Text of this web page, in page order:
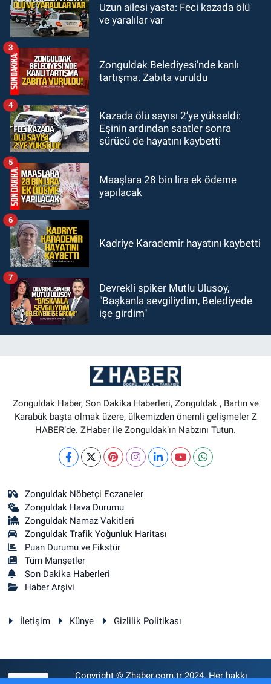
18:44Zonguldak'ta araç yayaya
18:32İşçi lideri Şemsi Denizer
Uzun ailesi yasta: Feci kazada ölü
ve yaralılar var
Zonguldak Belediyesi’nde kanlı
tartışma. Zabıta vuruldu
3
Kazada ölü sayısı 2’ye yükseldi:
Eşinin ardından saatler sonra
sürücü de hayatını kaybetti
4
Maaşlara 28 bin lira ek ödeme
yapılacak
5
Kadriye Karademir hayatını kaybetti
6
Devrekli spiker Mutlu Ulusoy,
"Başkanla sevgiliydim, Belediyede
işe girdim"
7
Zonguldak Haber, Son Dakika Haberleri, Zonguldak , Bartın ve
Karabük başta olmak üzere, ülkemizden önemli gelişmeler Z
HABER’de. ZHaber ile Zonguldak’ın Nabzını Tutun.
Zonguldak Nöbetçi Eczaneler
Zonguldak Hava Durumu
Zonguldak Namaz Vakitleri
Zonguldak Trafik Yoğunluk Haritası
Puan Durumu ve Fikstür
Tüm Manşetler
Son Dakika Haberleri
Haber Arşivi
İletişim Künye Gizlilik Politikası
Copyright © Zhaber.com.tr 2024. Her hakkı